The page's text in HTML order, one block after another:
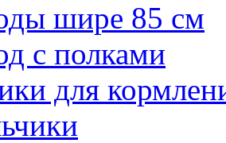
шире 85 см
с полками
для